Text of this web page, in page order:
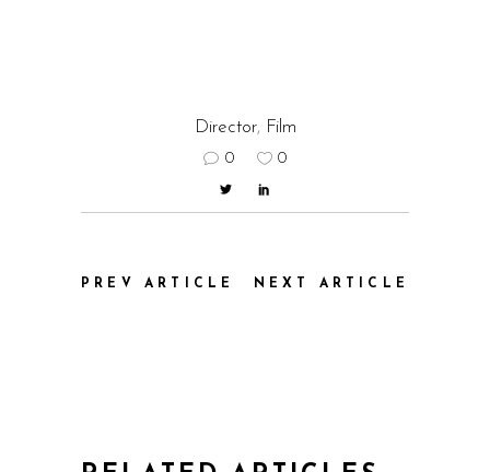
Director, Film
0 0
PREV ARTICLE NEXT ARTICLE